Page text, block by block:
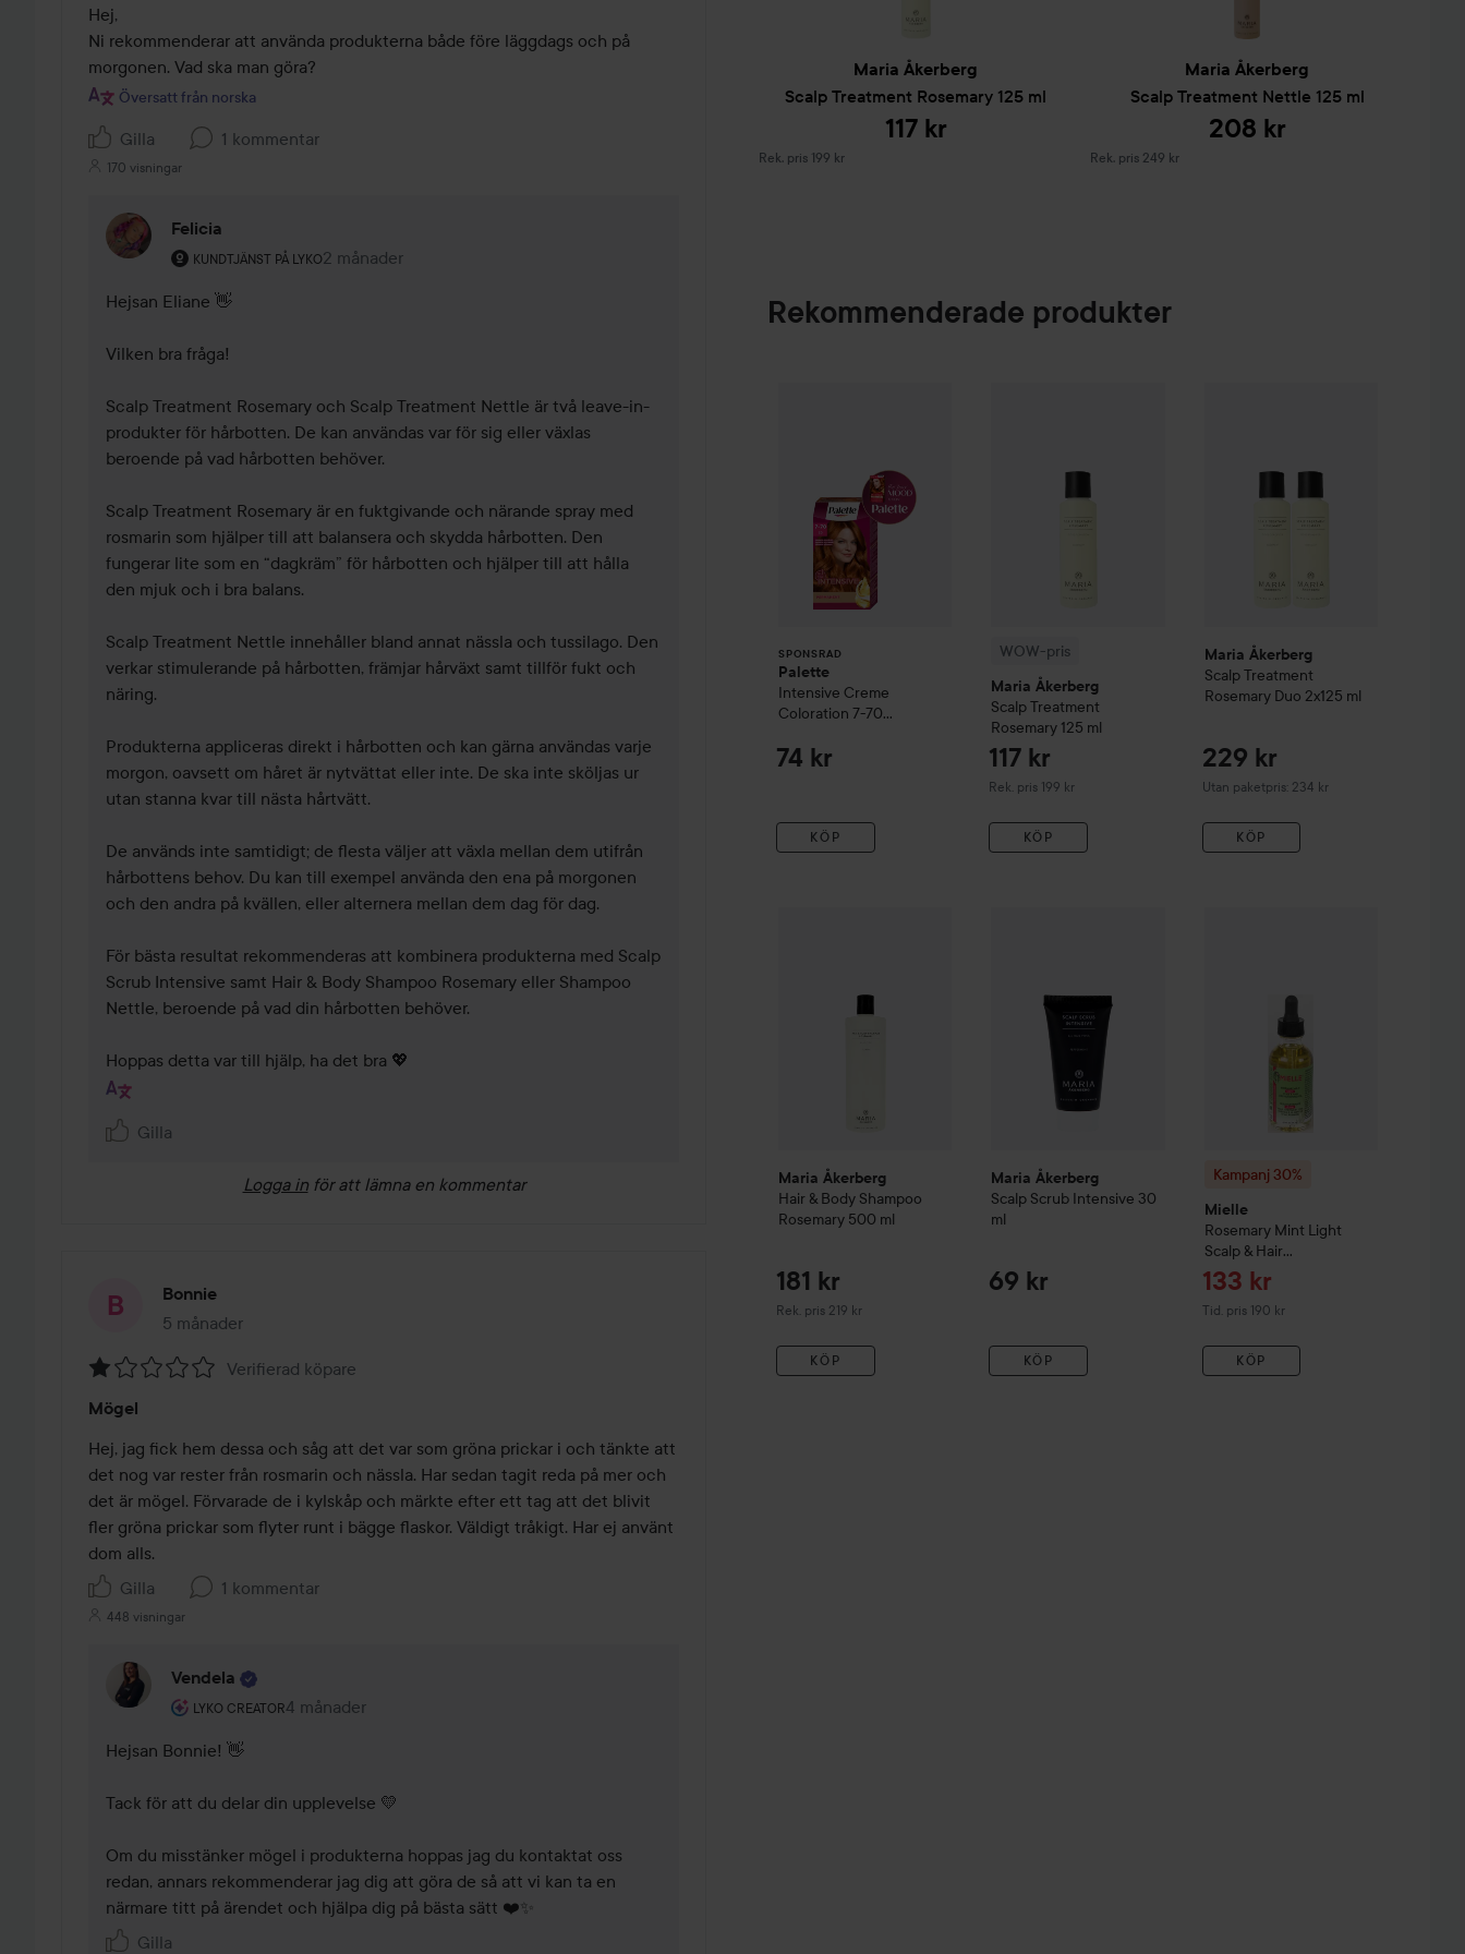
Hej,
Ni rekommenderar att använda produkterna både före läggdags och på
morgonen. Vad ska man göra?
Översatt från norska
Gilla 1 kommentar
170 visningar
Felicia
KUNDTJÄNST PÅ LYKO
Användarens roll: Kundtjänst på Lyko.
2 månader
Kommentaren lades 2 månader
Hejsan Eliane 👋
Vilken bra fråga!
Scalp Treatment Rosemary och Scalp Treatment Nettle är två leave-in-
produkter för hårbotten. De kan användas var för sig eller växlas
beroende på vad hårbotten behöver.
Scalp Treatment Rosemary är en fuktgivande och närande spray med
rosmarin som hjälper till att balansera och skydda hårbotten. Den
fungerar lite som en “dagkräm” för hårbotten och hjälper till att hålla
den mjuk och i bra balans.
Scalp Treatment Nettle innehåller bland annat nässla och tussilago. Den
verkar stimulerande på hårbotten, främjar hårväxt samt tillför fukt och
näring.
Produkterna appliceras direkt i hårbotten och kan gärna användas varje
morgon, oavsett om håret är nytvättat eller inte. De ska inte sköljas ur
utan stanna kvar till nästa hårtvätt.
De används inte samtidigt; de flesta väljer att växla mellan dem utifrån
hårbottens behov. Du kan till exempel använda den ena på morgonen
och den andra på kvällen, eller alternera mellan dem dag för dag.
För bästa resultat rekommenderas att kombinera produkterna med Scalp
Scrub Intensive samt Hair & Body Shampoo Rosemary eller Shampoo
Nettle, beroende på vad din hårbotten behöver.
Hoppas detta var till hjälp, ha det bra 💖
Gilla
Logga in för att lämna en kommentar
Bonnie
5 månader
Inlägget skapades 5 månader
1
av
5
Verifierad köpare
Mögel
Hej, jag fick hem dessa och såg att det var som gröna prickar i och tänkte att
det nog var rester från rosmarin och nässla. Har sedan tagit reda på mer och
det är mögel. Förvarade de i kylskåp och märkte efter ett tag att det blivit
fler gröna prickar som flyter runt i bägge flaskor. Väldigt tråkigt. Har ej använt
dom alls.
Gilla
1 kommentar
448 visningar
Vendela
LYKO CREATOR
Användarens roll: Lyko Creator.
4 månader
Kommentaren lades 4 månader
Hejsan Bonnie! 👋
Tack för att du delar din upplevelse 💛
Om du misstänker mögel i produkterna hoppas jag du kontaktat oss
redan, annars rekommenderar jag dig att göra de så att vi kan ta en
närmare titt på ärendet och hjälpa dig på bästa sätt ❤️✨
Gilla
Maria Åkerberg
Scalp Treatment Rosemary 125 ml
117 kr
Rek. pris 199 kr
Rekommenderat pris 199 kr
Maria Åkerberg
Scalp Treatment Nettle 125 ml
208 kr
Rek. pris 249 kr
Rekommenderat pris 249 kr
Rekommenderade produkter
SPONSRAD
Palette
Intensive Creme
Coloration 7-70
Blonde
74 kr
KÖP
WOW-pris
Maria Åkerberg
Scalp Treatment
Rosemary 125 ml
117 kr
Rek. pris 199 kr
Rekommenderat pris 199 kr
KÖP
Maria Åkerberg
Scalp Treatment
Rosemary Duo 2x125 ml
229 kr
Utan paketpris: 234 kr
KÖP
Maria Åkerberg
Hair & Body Shampoo
Rosemary 500 ml
181 kr
Rek. pris 219 kr
Rekommenderat pris 219 kr
KÖP
Maria Åkerberg
Scalp Scrub Intensive 30
ml
69 kr
KÖP
Kampanj 30%
Mielle
Rosemary Mint Light
Scalp & Hair
Strengthening Oil
Reapris
133 kr
Tid. pris 190 kr
Tidigare pris 190 kr
KÖP